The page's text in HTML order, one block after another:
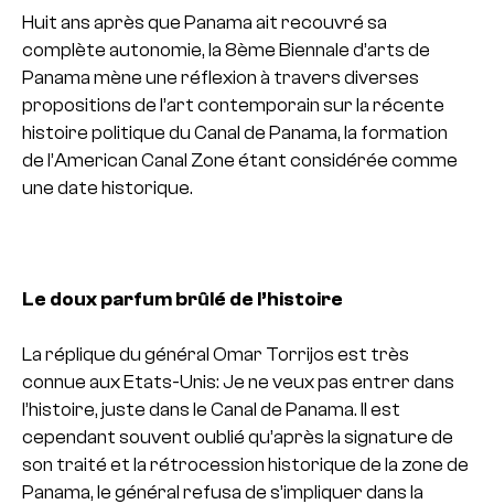
Huit ans après que Panama ait recouvré sa
complète autonomie, la 8ème Biennale d’arts de
Panama mène une réflexion à travers diverses
propositions de l’art contemporain sur la récente
histoire politique du Canal de Panama, la formation
de l’American Canal Zone étant considérée comme
une date historique.
Le doux parfum brûlé de l’histoire
La réplique du général Omar Torrijos est très
connue aux Etats-Unis: Je ne veux pas entrer dans
l’histoire, juste dans le Canal de Panama. Il est
cependant souvent oublié qu’après la signature de
son traité et la rétrocession historique de la zone de
Panama, le général refusa de s’impliquer dans la